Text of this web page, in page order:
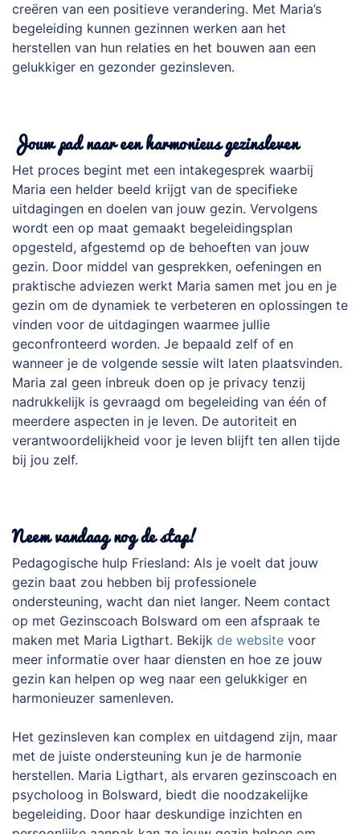
creëren van een positieve verandering. Met Maria’s
begeleiding kunnen gezinnen werken aan het
herstellen van hun relaties en het bouwen aan een
gelukkiger en gezonder gezinsleven.
Jouw pad naar een harmonieus gezinsleven
Het proces begint met een intakegesprek waarbij
Maria een helder beeld krijgt van de specifieke
uitdagingen en doelen van jouw gezin. Vervolgens
wordt een op maat gemaakt begeleidingsplan
opgesteld, afgestemd op de behoeften van jouw
gezin. Door middel van gesprekken, oefeningen en
praktische adviezen werkt Maria samen met jou en je
gezin om de dynamiek te verbeteren en oplossingen te
vinden voor de uitdagingen waarmee jullie
geconfronteerd worden. Je bepaald zelf of en
wanneer je de volgende sessie wilt laten plaatsvinden.
Maria zal geen inbreuk doen op je privacy tenzij
nadrukkelijk is gevraagd om begeleiding van één of
meerdere aspecten in je leven. De autoriteit en
verantwoordelijkheid voor je leven blijft ten allen tijde
bij jou zelf.
Neem vandaag nog de stap!
Pedagogische hulp Friesland: Als je voelt dat jouw
gezin baat zou hebben bij professionele
ondersteuning, wacht dan niet langer. Neem contact
op met Gezinscoach Bolsward om een afspraak te
maken met Maria Ligthart. Bekijk de website voor
meer informatie over haar diensten en hoe ze jouw
gezin kan helpen op weg naar een gelukkiger en
harmonieuzer samenleven.
Het gezinsleven kan complex en uitdagend zijn, maar
met de juiste ondersteuning kun je de harmonie
herstellen. Maria Ligthart, als ervaren gezinscoach en
psycholoog in Bolsward, biedt die noodzakelijke
begeleiding. Door haar deskundige inzichten en